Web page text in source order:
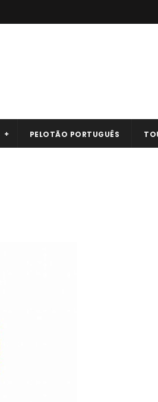
PELOTÃO PORTUGUÊS